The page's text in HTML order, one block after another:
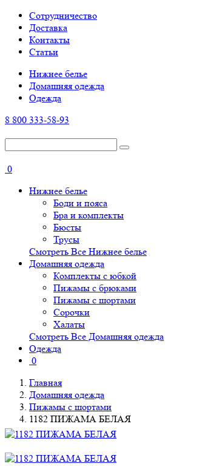
Cотрудничество
Доставка
Контакты
Статьи
Нижнее белье
Домашняя одежда
Одежда
8 800 333-58-93
0
Нижнее белье
Боди и пояса
Бра и комплекты
Бюсты
Трусы
Смотреть Все Нижнее белье
Домашняя одежда
Комплекты с юбкой
Пижамы с брюками
Пижамы с шортами
Сорочки
Халаты
Смотреть Все Домашняя одежда
Одежда
0
Главная
Домашняя одежда
Пижамы с шортами
1182 ПИЖАМА БЕЛАЯ